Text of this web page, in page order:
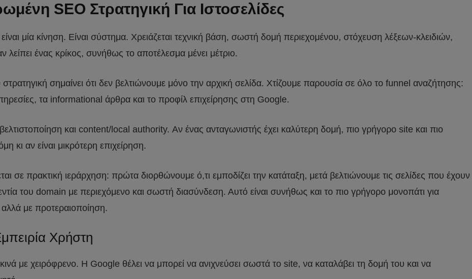
SEO Στρατηγική Για Ιστοσελίδες
μία κίνηση. Είναι σύστημα. Χρειάζεται τεχνική βάση, σωστή δομή περιεχομένου, στόχευση λέξεων-κλειδιών,
λείπει ένας κρίκος, συνήθως το αποτέλεσμα μένει μέτριο.
σημαίνει ότι δεν βελτιώνουμε μόνο την αρχική σελίδα. Χτίζουμε παρουσία σε όλο το funnel αναζήτησης:
τα informational άρθρα και το προφίλ επιχείρησης στη Google.
βελτιστοποίηση και content/local authority. Αν ένας ανταγωνιστής έχει καλύτερη δομή, πιο γρήγορο site και πιο
αν είναι μικρότερη επιχείρηση.
σε πρακτική ιεράρχηση: πρώτα διορθώνουμε ό,τι εμποδίζει την κατάταξη, μετά βελτιώνουμε τις σελίδες που έχουν
του domain με περιεχόμενο και σωστή διασύνδεση. Αυτό είναι συνήθως και το πιο γρήγορο μονοπάτι για
με προτεραιοποίηση.
Χρήστη
με χειρόφρενο. Η Google θέλει να μπορεί να ανιχνεύσει σωστά το site, να καταλάβει τη δομή του και να